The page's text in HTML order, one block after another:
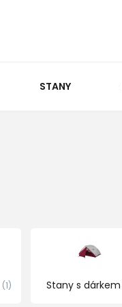
STANY
1 Stany s dárkem